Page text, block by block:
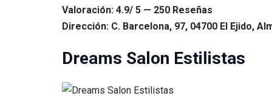
Valoración: 4.9/ 5 — 250 Reseñas
Dirección: C. Barcelona, 97, 04700 El Ejido,
Dreams Salon Estilistas